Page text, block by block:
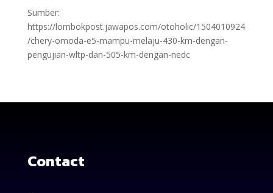
Sumber:
https://lombokpost.jawapos.com/otoholic/1504010924
/chery-omoda-e5-mampu-melaju-430-km-dengan-
pengujian-wltp-dan-505-km-dengan-nedc
Contact